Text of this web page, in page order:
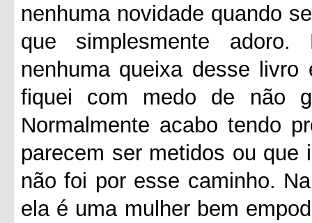
nenhuma novidade quando
que simplesmente
nenhuma queixa desse
fiquei com medo de não
Normalmente acabo tendo
parecem ser metidos ou
não foi por esse caminho.
ela é uma mulher bem